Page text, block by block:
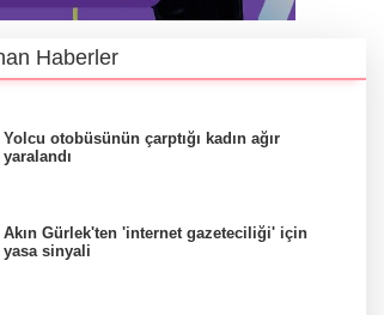
Haberler
Yolcu otobüsünün çarptığı kadın ağır
yaralandı
Akın Gürlek'ten 'internet gazeteciliği' için
yasa sinyali